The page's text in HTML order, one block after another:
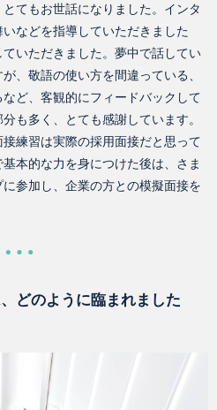
てもお世話になりました。インタ
などを指導していただきました
いただきました。夢中で話してい
、敬語の使い方を間違っている、
ど、客観的にフィードバックして
も多く、とても感謝しています。
練習は実際の採用面接だと思って
本的な力を身につけた後は、さま
参加し、企業の方との模擬面接を
どのように臨まれました